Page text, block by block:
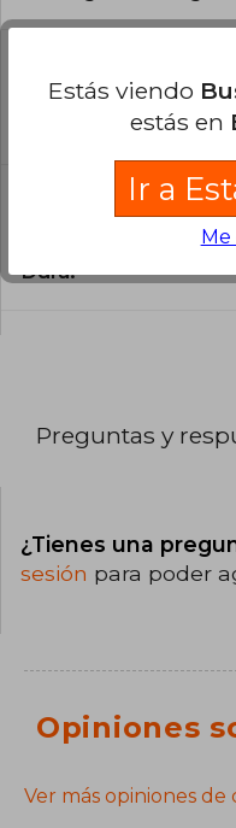
libro?
El libro está escrito
¿Cuál es la
La encuadernación
Dura.
Preguntas y
¿Tienes una
sesión para poder
Opiniones
Ver más opiniones de
Estás viendo
estás en
Ir a